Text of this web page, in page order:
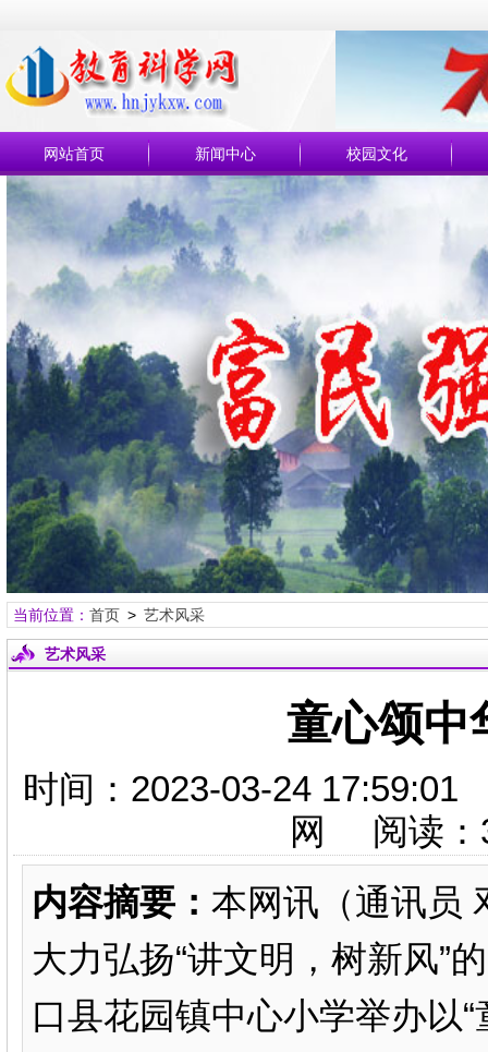
网站首页 新闻中心 校园文化
当前位置： 首页> 艺术风采
艺术风采
童心颂中
时间：2023-03-24
网 阅读：
内容摘要： 本网讯（通讯员
大力弘扬“讲文明，树新风”
口县花园镇中心小学举办以